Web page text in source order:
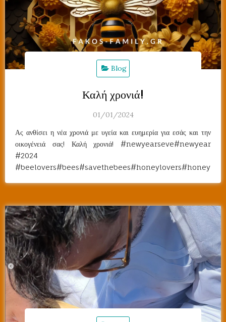
Blog
Καλή χρονιά!
01/01/2024
Ας ανθίσει η νέα χρονιά με υγεία και ευημερία για εσάς και την
οικογένειά σας! Καλή χρονιά! #newyearseve#newyear
#2024
#beelovers#bees#savethebees#honeylovers#honey